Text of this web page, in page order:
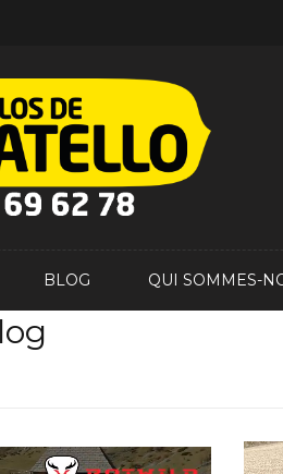
BLOG QUI SOMMES-